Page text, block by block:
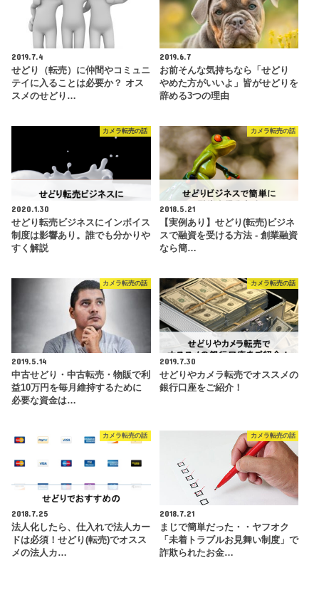
2019.7.4
せどり（転売）に仲間やコミュニ
テイに入ることは必要か？ オス
スメのせどり…
2019.6.7
お前そんな気持ちなら「せどり
やめた方がいいよ」皆がせどりを
辞める3つの理由
カメラ転売の話
2020.1.30
せどり転売ビジネスにインボイス
制度は影響あり。誰でも分かりや
すく解説
カメラ転売の話
2018.5.21
【実例あり】せどり(転売)ビジネ
スで融資を受ける方法 - 創業融資
なら簡…
カメラ転売の話
2019.5.14
中古せどり・中古転売・物販で利
益10万円を毎月維持するために
必要な資金は…
カメラ転売の話
2019.7.30
せどりやカメラ転売でオススメの
銀行口座をご紹介！
カメラ転売の話
2018.7.25
法人化したら、仕入れで法人カー
ドは必須！せどり(転売)でオスス
メの法人カ…
カメラ転売の話
2018.7.21
まじで簡単だった・・ヤフオク
「未着トラブルお見舞い制度」で
詐欺られたお金…